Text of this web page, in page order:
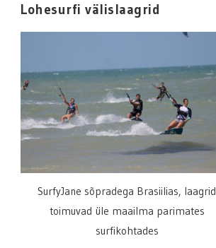
Lohesurfi välislaagrid
SurfyJane sõpradega Brasiilias, laagrid
toimuvad üle maailma parimates
surfikohtades